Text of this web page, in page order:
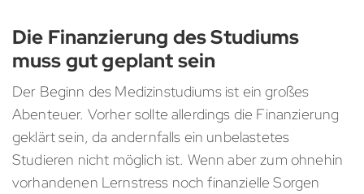
Die Finanzierung des Studiums
muss gut geplant sein
Der Beginn des Medizinstudiums ist ein großes
Abenteuer. Vorher sollte allerdings die Finanzierung
geklärt sein, da andernfalls ein unbelastetes
Studieren nicht möglich ist. Wenn aber zum ohnehin
vorhandenen Lernstress noch finanzielle Sorgen